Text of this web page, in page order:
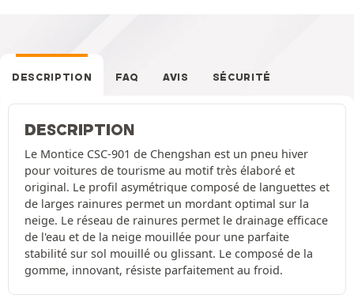
DESCRIPTION FAQ AVIS SÉCURITÉ
DESCRIPTION
Le Montice CSC-901 de Chengshan est un pneu hiver
pour voitures de tourisme au motif très élaboré et
original. Le profil asymétrique composé de languettes et
de larges rainures permet un mordant optimal sur la
neige. Le réseau de rainures permet le drainage efficace
de l'eau et de la neige mouillée pour une parfaite
stabilité sur sol mouillé ou glissant. Le composé de la
gomme, innovant, résiste parfaitement au froid.